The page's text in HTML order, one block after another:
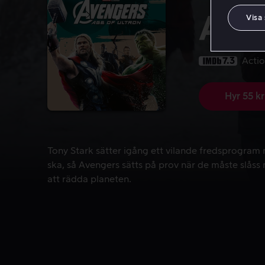
7.3
Hyr 55 kr
Tony Stark sätter igång ett vilande fredsprogram
Tony Stark sätter igång ett vilande fredsprogram
ska, så Avengers sätts på prov när de måste
att rädda planeten.
Visa